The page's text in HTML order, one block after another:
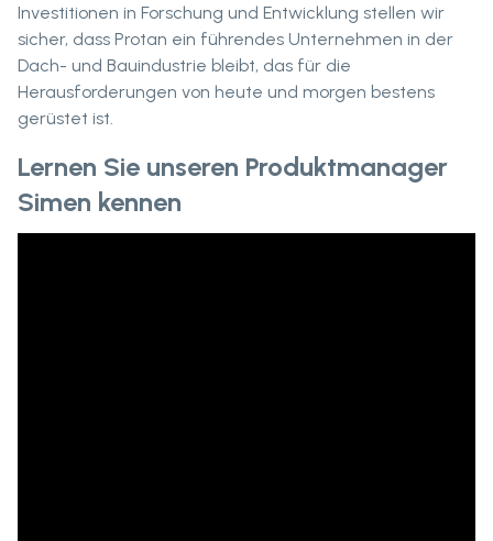
Investitionen in Forschung und Entwicklung stellen wir
sicher, dass Protan ein führendes Unternehmen in der
Dach- und Bauindustrie bleibt, das für die
Herausforderungen von heute und morgen bestens
gerüstet ist.
Lernen Sie unseren Produktmanager
Simen kennen